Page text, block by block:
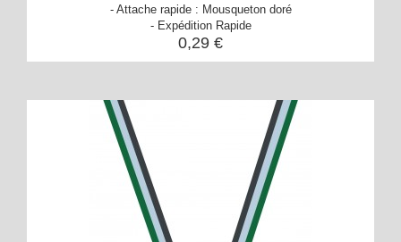
- Attache rapide : Mousqueton doré
- Expédition Rapide
0,29 €